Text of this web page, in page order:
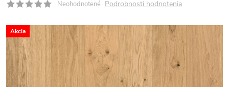
Neohodnotené Podrobnosti hodnotenia
Akcia